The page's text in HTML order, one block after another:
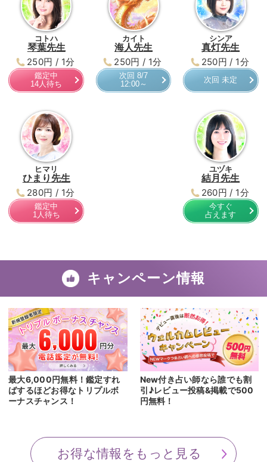
コトハ
琴葉先生
250円 / 1分
鑑定中
14人待ち
カイト
海人先生
250円 / 1分
次回 8/7
12:00～
シンア
真灯先生
250円 / 1分
次回 未定
ヒマリ
ひまり先生
280円 / 1分
鑑定中
1人待ち
ユヅキ
結月先生
260円 / 1分
今すぐ
占えます
キャンペーン情報
最大6,000円無料！鑑定すれ
ばするほどお得なトリプルボ
ーナスチャンス！
New付き占い師なら誰でも割
引♪レビュー投稿&掲載で500
円無料！
お得な情報をもっと見る